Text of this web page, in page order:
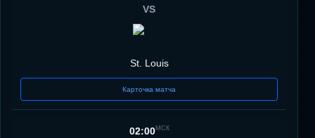
VS
St. Louis
Карточка матча
02:00МСК